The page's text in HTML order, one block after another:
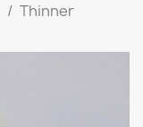
Thinner